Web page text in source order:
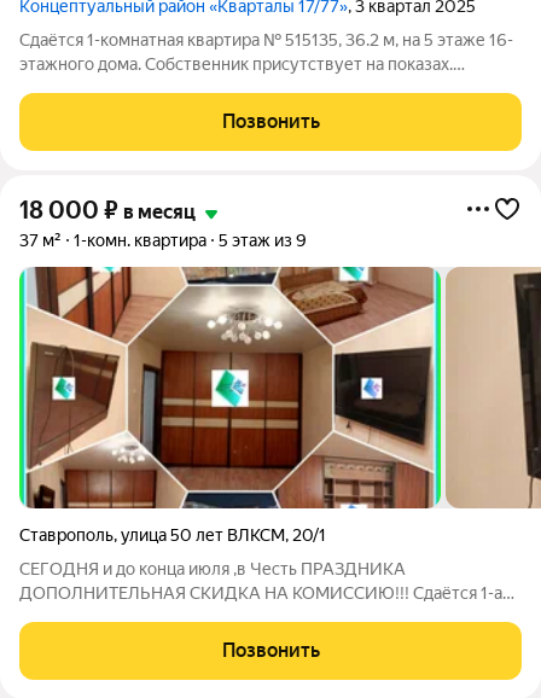
Концептуальный район «Кварталы 17/77», 3 квартал 2025
Сдаётся 1-комнатная квартира № 515135, 36.2 м, на 5 этаже 16-
этажного дома. Собственник присутствует на показах.
оплачиваются отдельно. По условиям проживания: можно с
детьми, можно с питомцами.
Позвонить
18 000 ₽ в месяц
37 м² 1-комн. квартира 5 этаж из 9
Ставрополь,улица 50 лет ВЛКСМ, 20/1
СЕГОДНЯ и до конца июля ,в Честь ПРАЗДНИКА
ДОПОЛНИТЕЛЬНАЯ СКИДКА НА КОМИССИЮ!!! Сдаётся 1-ая
районе "Славяновского". Напротив расположен Ледовый
Дворец. Квартира с мебелью и техникой. Фотографии
Позвонить